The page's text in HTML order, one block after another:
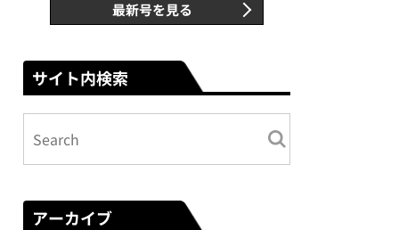
最新号を見る
サイト内検索
アーカイブ